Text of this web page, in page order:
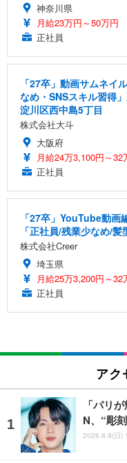
神奈川県
月給23万円～50万円
正社員
「27卒」動画サムネイ
なめ・SNSスキル習得
淀川区西中島5丁目
株式会社大斗
大阪府
月給24万3,100円～32
正社員
「27卒」YouTube動画
「正社員/残業少なめ/
株式会社Creer
埼玉県
月給25万3,200円～32
正社員
アク
「パリ
N、“彫
2026.8.9(日)